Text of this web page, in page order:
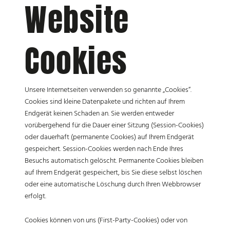
Website
Cookies
Unsere Internetseiten verwenden so genannte „Cookies“.
Cookies sind kleine Datenpakete und richten auf Ihrem
Endgerät keinen Schaden an. Sie werden entweder
vorübergehend für die Dauer einer Sitzung (Session-Cookies)
oder dauerhaft (permanente Cookies) auf Ihrem Endgerät
gespeichert. Session-Cookies werden nach Ende Ihres
Besuchs automatisch gelöscht. Permanente Cookies bleiben
auf Ihrem Endgerät gespeichert, bis Sie diese selbst löschen
oder eine automatische Löschung durch Ihren Webbrowser
erfolgt.
Cookies können von uns (First-Party-Cookies) oder von